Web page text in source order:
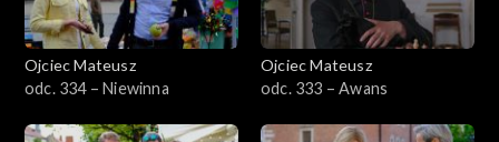
Sezon 19
Sezon 18
Sezon 17
Ojciec Mateusz
odc. 334 – Niewinna
Ojciec Mateusz
odc. 333 – Awans